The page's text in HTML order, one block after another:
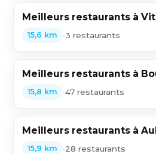
Meilleurs restaurants à
15,6 km •3 restaurants
Meilleurs restaurants à
15,8 km •47 restaurants
Meilleurs restaurants à
15,9 km •28 restaurants